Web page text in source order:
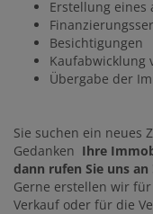
Erstellung eines
Besichtigungen
Kaufabwicklung
Übergabe der
Sie suchen ein neues
Gedanken Ihre
dann rufen Sie uns an
Gerne erstellen wir
Verkauf oder für die